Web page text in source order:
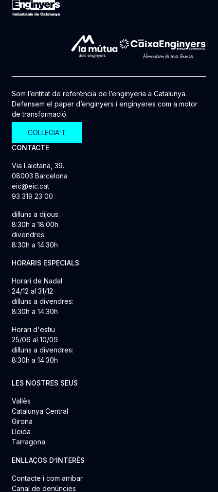
Som l’entitat de referència de l’enginyeria a Catalunya.
Defensem el paper d’enginyers i enginyeres com a motor
de transformació.
COL·LEGIA'T
CONTACTE
Via Laietana, 39.
08003 Barcelona
eic@eic.cat
93 319 23 00
dilluns a dijous:
8:30h a 18:00h
divendres:
8:30h a 14:30h
HORARIS ESPECIALS
Horari de Nadal
24/12 al 31/12
dilluns a divendres:
8:30h a 14:30h
Horari d'estiu
25/06 al 10/09
dilluns a divendres:
8:30h a 14:30h
LES NOSTRES SEUS
Vallès
Catalunya Central
Girona
Lleida
Tarragona
ENLLAÇOS D’INTERÈS
Contacte i com arribar
Canal de denúncies